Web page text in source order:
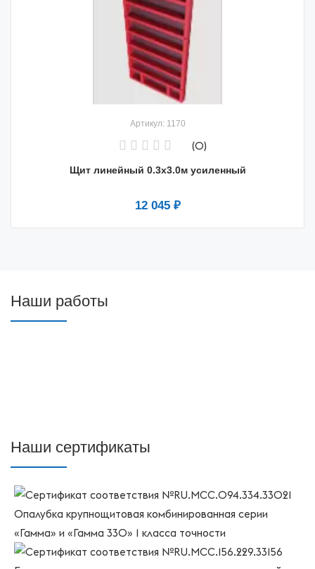
Артикул: 1170
(0)
Щит линейный 0.3х3.0м усиленный
12 045 ₽
Наши работы
Наши сертификаты